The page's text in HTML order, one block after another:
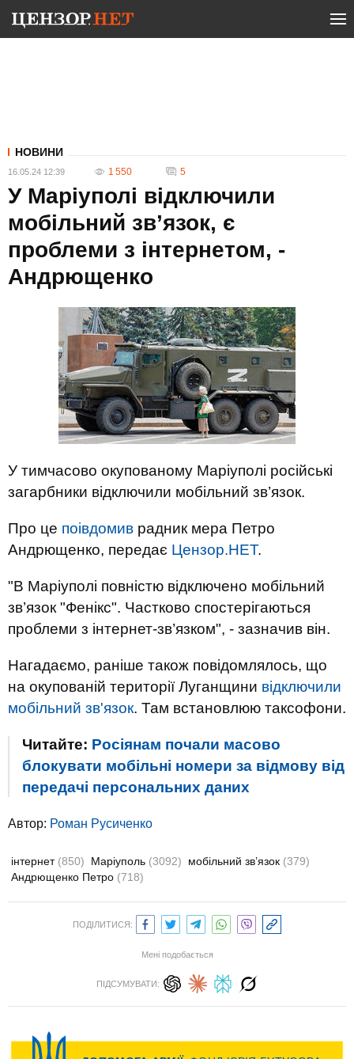
НОВИНИ
16.05.24 12:39 1 550 5
У Маріуполі відключили
мобільний зв’язок, є
проблеми з інтернетом, -
Андрющенко
У тимчасово окупованому Маріуполі російські
загарбники відключили мобільний зв’язок.
Про це поівдомив радник мера Петро
Андрющенко, передає Цензор.НЕТ.
"В Маріуполі повністю відключено мобільний
зв’язок "Фенікс". Частково спостерігаються
проблеми з інтернет-зв’язком", - зазначив він.
Нагадаємо, раніше також повідомлялось, що
на окупованій території Луганщини відключили
мобільний зв'язок. Там встановлюю таксофони.
Читайте: Росіянам почали масово
блокувати мобільні номери за відмову від
передачі персональних даних
Автор: Роман Русиченко
інтернет (850) Маріуполь (3092) мобільний зв’язок (379)
Андрющенко Петро (718)
ПОДІЛИТИСЯ:
Мені подобається
ПІДСУМУВАТИ: